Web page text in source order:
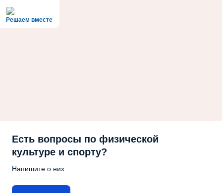
Решаем вместе
Есть вопросы по физической
культуре и спорту?
Напишите о них